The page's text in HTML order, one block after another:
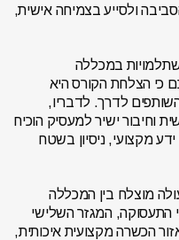
ולסייע בצמיחה אישית,
במכללה
כי הצלחת הקורס היא
לדרך. לדבריו,
וחיבור ישיר למעסיק הוכיח
מקצועי, ניסיון בשטח
מוצלח בין המכללה
התעסוקה, המגזר השלישי
הכשרה מקצועית איכותית,